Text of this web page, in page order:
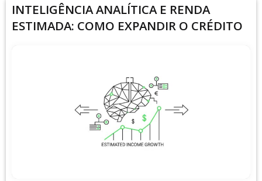
INTELIGÊNCIA ANALÍTICA E RENDA
ESTIMADA: COMO EXPANDIR O CRÉDITO